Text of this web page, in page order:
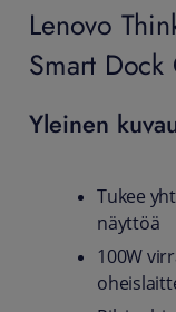
Lenovo
Smart Dock
Yleinen
Tukee
näyttöä
100W